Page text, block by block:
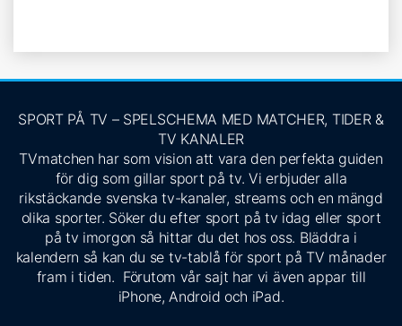
SPORT PÅ TV – SPELSCHEMA MED MATCHER, TIDER &
TV KANALER
TVmatchen har som vision att vara den perfekta guiden
för dig som gillar sport på tv. Vi erbjuder alla
rikstäckande svenska tv-kanaler, streams och en mängd
olika sporter. Söker du efter sport på tv idag eller sport
på tv imorgon så hittar du det hos oss. Bläddra i
kalendern så kan du se tv-tablå för sport på TV månader
fram i tiden. Förutom vår sajt har vi även appar till
iPhone, Android och iPad.